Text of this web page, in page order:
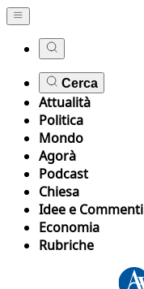
Cerca
Attualità
Politica
Mondo
Agorà
Podcast
Chiesa
Idee e Commenti
Economia
Rubriche